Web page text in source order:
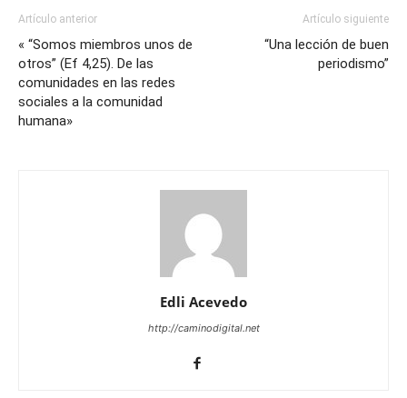
Artículo anterior
« “Somos miembros unos de
otros” (Ef 4,25). De las
comunidades en las redes
sociales a la comunidad
humana»
Artículo siguiente
“Una lección de buen
periodismo”
Edli Acevedo
http://caminodigital.net